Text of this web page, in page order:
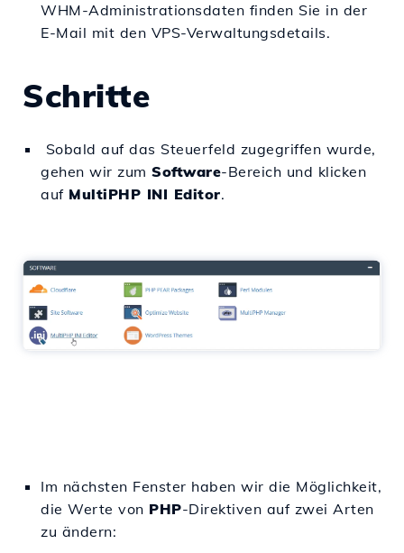
WHM-Administrationsdaten finden Sie in der
E-Mail mit den VPS-Verwaltungsdetails.
Schritte
Sobald auf das Steuerfeld zugegriffen wurde,
gehen wir zum Software-Bereich und klicken
auf MultiPHP INI Editor.
Im nächsten Fenster haben wir die Möglichkeit,
die Werte von PHP-Direktiven auf zwei Arten
zu ändern: